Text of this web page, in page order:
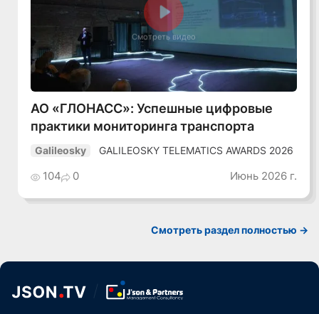
Смотреть видео
АО «ГЛОНАСС»: Успешные цифровые
практики мониторинга транспорта
Galileosky GALILEOSKY TELEMATICS AWARDS 2026
104 0 Июнь 2026 г.
Смотреть раздел полностью ->